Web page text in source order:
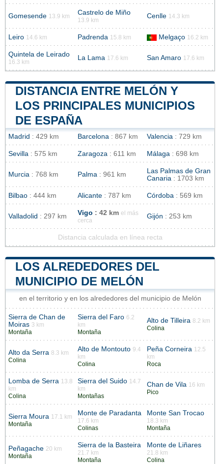
Gomesende 13.9 km Castrelo de Miño
13.9 km
Cenlle 14.3 km
Leiro 14.6 km Padrenda 15.8 km Melgaço 16.2 km
Quintela de Leirado
16.3 km
La Lama 17.6 km San Amaro 17.6 km
DISTANCIA ENTRE MELÓN Y
LOS PRINCIPALES MUNICIPIOS
DE ESPAÑA
Madrid : 429 km Barcelona : 867 km Valencia : 729 km
Sevilla : 575 km Zaragoza : 611 km Málaga : 698 km
Murcia : 768 km Palma : 961 km
Las Palmas de Gran
Canaria : 1703 km
Bilbao : 444 km Alicante : 787 km Córdoba : 569 km
Valladolid : 297 km Vigo : 42 km el más
cerca
Gijón : 253 km
Distancia calculada en línea recta
LOS ALREDEDORES DEL
MUNICIPIO DE MELÓN
en el territorio y en los alrededores del municipio de Melón
Sierra de Chan de
Moiras 3 km
Montaña
Sierra del Faro 6.2
km
Montaña
Alto de Tilleira 8.2 km
Colina
Alto da Serra 8.3 km
Colina
Alto de Montouto 9.4
km
Colina
Peña Corneira 12.5
km
Roca
Lomba de Serra 13.8
km
Colina
Sierra del Suido 14.7
km
Montañas
Chan de Vila 16 km
Pico
Sierra Moura 17.1 km
Montaña
Monte de Paradanta
17.6 km
Colinas
Monte San Trocao
18.3 km
Montaña
Peñagache 20 km
Montaña
Sierra de la Basteira
21.7 km
Montaña
Monte de Liñares
21.8 km
Colina